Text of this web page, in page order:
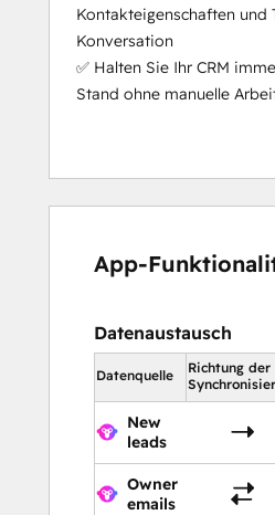
Kontakteigenschaften und
Konversation
✅ Halten Sie Ihr CRM
Stand ohne manuelle
App-
Datenaustausch
Datenquelle
Richtung der
New
leads
Owner
emails